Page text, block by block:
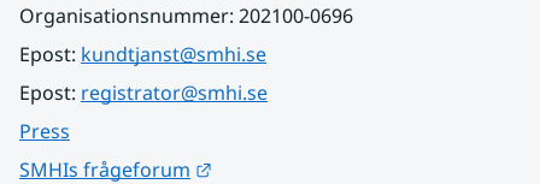
Organisationsnummer: 202100-0696
Epost: kundtjanst@smhi.se
Epost: registrator@smhi.se
Press
SMHIs frågeforum